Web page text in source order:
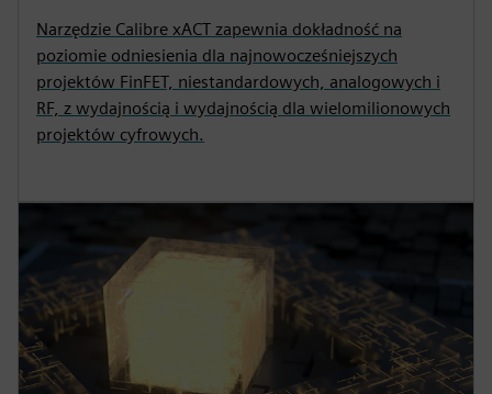
Narzędzie Calibre xACT zapewnia dokładność na
poziomie odniesienia dla najnowocześniejszych
projektów FinFET, niestandardowych, analogowych i
RF, z wydajnością i wydajnością dla wielomilionowych
projektów cyfrowych.